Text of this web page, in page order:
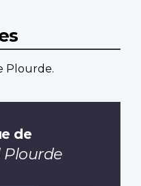
Plourde.
de
Plourde